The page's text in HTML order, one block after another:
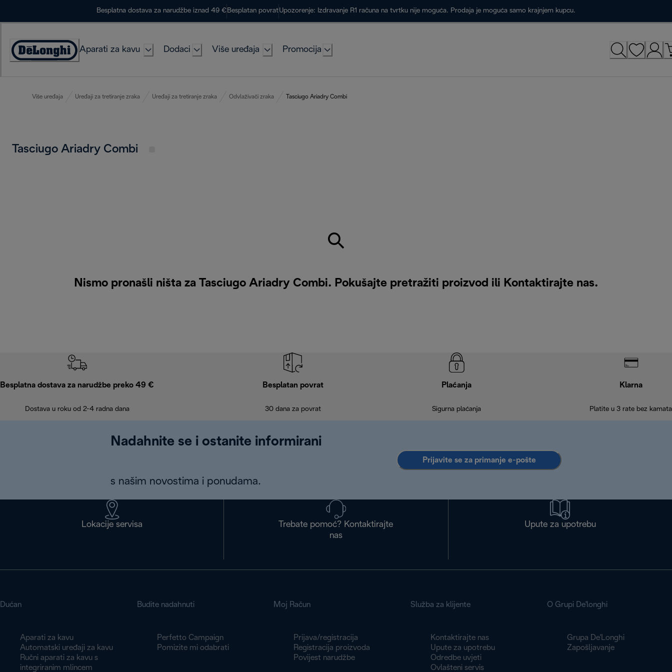
Besplatna dostava za narudžbe iznad 49 € Besplatan povratUpozorenje: Izdravanje R1 računa na tvrtku nije moguća. Prodaja je moguća samo krajnjem kupcu.
Accessibility
Aparati za kavu Dodaci Više uređaja Promocija
Više uređaja Uređaji za tretiranje zraka Uređaji za tretiranje zraka Odvlaživači zraka Tasciugo Ariadry Combi
Tasciugo Ariadry Combi
Nismo pronašli ništa za Tasciugo Ariadry Combi. Pokušajte pretražiti proizvod ili Kontaktirajte nas.
Besplatna dostava za narudžbe preko 49 €
Dostava u roku od 2-4 radna dana
Besplatan povrat
30 dana za povrat
Plaćanja
Sigurna plaćanja
Klarna
Platite u 3 rate bez kamata
Nadahnite se i ostanite informirani
s našim novostima i ponudama.
Prijavite se za primanje e-pošte
Lokacije servisa
Trebate pomoć? Kontaktirajte
nas
Upute za upotrebu
Dućan
Aparati za kavu
Automatski uređaji za kavu
Ručni aparati za kavu s
integriranim mlincem
Budite nadahnuti
Perfetto Campaign
Pomizite mi odabrati
Moj Račun
Prijava/registracija
Registracija proizvoda
Povijest narudžbe
Služba za klijente
Kontaktirajte nas
Upute za upotrebu
Odredbe uvjeti
Ovlašteni servis
O Grupi De'longhi
Grupa De'Longhi
Zapošljavanje